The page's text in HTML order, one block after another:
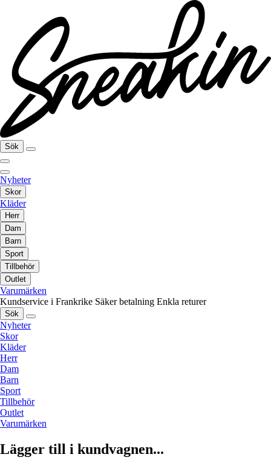
Sök
Nyheter
Skor
Kläder
Herr
Dam
Barn
Sport
Tillbehör
Outlet
Varumärken
Kundservice i Frankrike Säker betalning Enkla returer
Sök
Nyheter
Skor
Kläder
Herr
Dam
Barn
Sport
Tillbehör
Outlet
Varumärken
Lägger till i kundvagnen...